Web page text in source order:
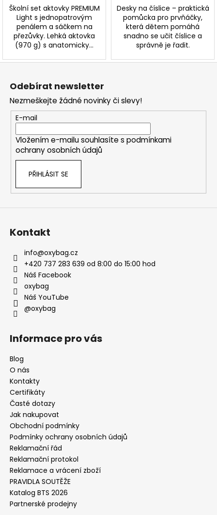
Školní set aktovky PREMIUM
Light s jednopatrovým
penálem a sáčkem na
přezůvky. Lehká aktovka
(970 g) s anatomicky...
Desky na číslice – praktická
pomůcka pro prvňáčky,
která dětem pomáhá
snadno se učit číslice a
správně je řadit.
Z
Odebírat newsletter
Nezmeškejte žádné novinky či slevy!
E-mail
Vložením e-mailu souhlasíte s podmínkami
ochrany osobních údajů
PŘIHLÁSIT SE
Kontakt
info@oxybag.cz
+420 737 283 639 od 8:00 do 15:00 hod
Náš Facebook
oxybag
Náš YouTube
@oxybag
Informace pro vás
Blog
O nás
Kontakty
Certifikáty
Časté dotazy
Jak nakupovat
Obchodní podmínky
Podmínky ochrany osobních údajů
Reklamační řád
Reklamační protokol
Reklamace a vrácení zboží
PRAVIDLA SOUTĚŽE
Katalog BTS 2026
Partnerské prodejny